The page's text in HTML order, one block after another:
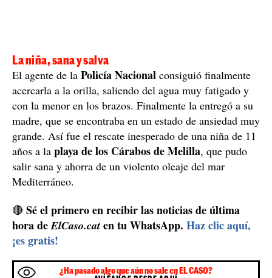
La niña, sana y salva
El agente de la Policía Nacional consiguió finalmente
acercarla a la orilla, saliendo del agua muy fatigado y
con la menor en los brazos. Finalmente la entregó a su
madre, que se encontraba en un estado de ansiedad muy
grande. Así fue el rescate inesperado de una niña de 11
años a la playa de los Cárabos de Melilla, que pudo
salir sana y ahorra de un violento oleaje del mar
Mediterráneo.
🔴 Sé el primero en recibir las noticias de última
hora deElCaso.cat en tu WhatsApp. Haz clic aquí,
¡es gratis!
¿Ha pasado algo que aún no sale en EL CASO?